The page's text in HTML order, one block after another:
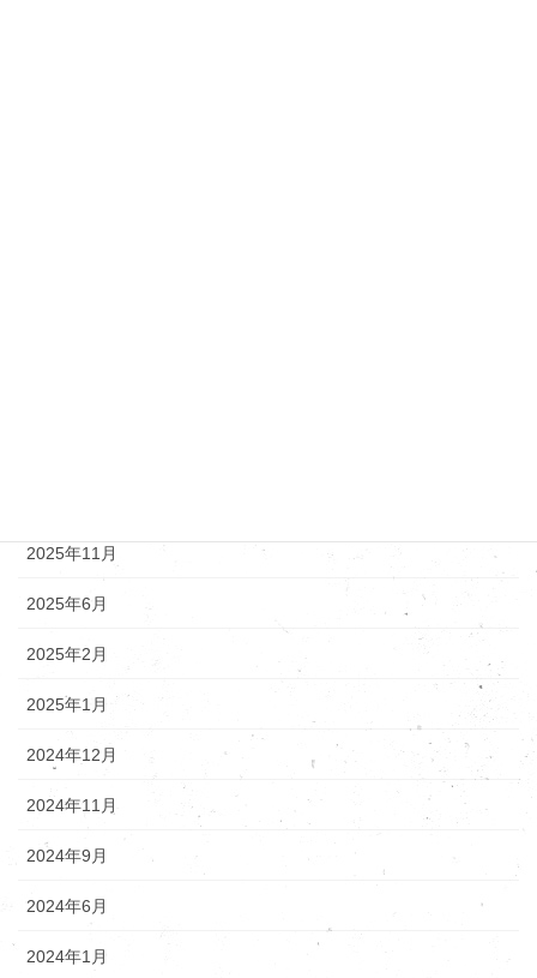
2025年11月
2025年6月
2025年2月
2025年1月
2024年12月
2024年11月
2024年9月
2024年6月
2024年1月